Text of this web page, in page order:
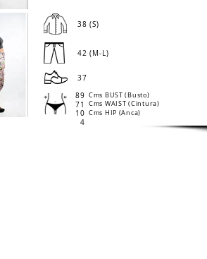
38 (S)
42 (M-L)
37
89
71
10
4
Cms BUST (Busto)
Cms WAIST (Cintura)
Cms HIP (Anca)